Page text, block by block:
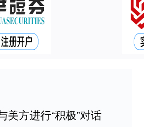
方进行“积极”对话